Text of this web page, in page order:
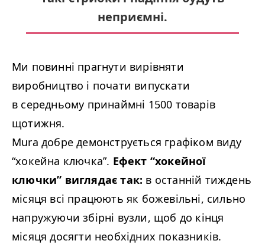
неприємні.
Ми повинні прагнути вирівняти
виробництво і почати випускати
в середньому принаймні 1500 товарів
щотижня.
Mura добре демонструється графіком виду
“хокейна ключка”. Ефект “хокейної
ключки” виглядає так: в останній тиждень
місяця всі працюють як божевільні, сильно
напружуючи збірні вузли, щоб до кінця
місяця досягти необхідних показників.